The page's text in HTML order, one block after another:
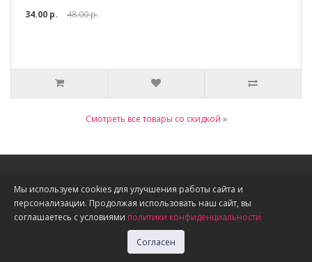
34.00 р.
48.00 р.
Смотреть все товары со скидкой »
Информация
О нас
Доставка, оплата, скидки
Политика конфиденциальности
Мы используем cookies для улучшения работы сайта и
персонализации. Продолжая использовать наш сайт, вы
соглашаетесь с условиями политики конфиденциальности
Согласен